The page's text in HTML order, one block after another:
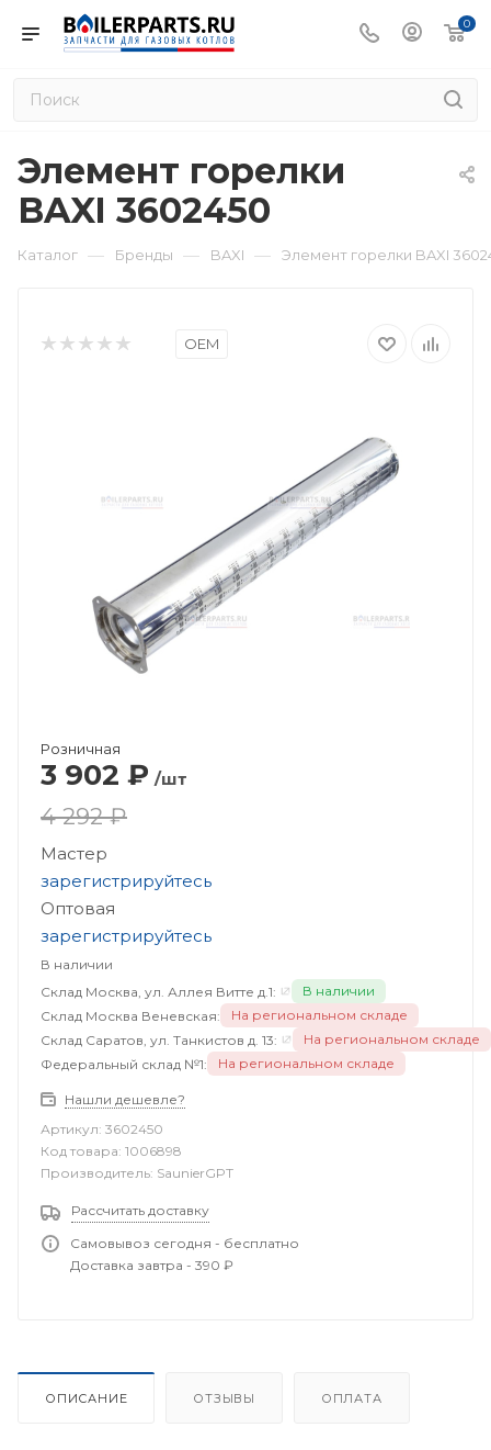
0
Элемент горелки
BAXI 3602450
Каталог — Бренды — BAXI — Элемент горелки BAXI
OEM
Розничная
3 902 ₽ /шт
4 292 ₽
Мастер
зарегистрируйтесь
Оптовая
зарегистрируйтесь
В наличии
Склад Москва, ул. Аллея Витте д.1:
В наличии
Склад Москва Веневская:
На региональном складе
Склад Саратов, ул. Танкистов д. 13:
На региональном складе
Федеральный склад №1:
На региональном складе
Нашли дешевле?
Артикул: 3602450
Код товара: 1006898
Производитель: SaunierGPT
Рассчитать доставку
Самовывоз сегодня - бесплатно
Доставка завтра - 390 ₽
ОПИСАНИЕ ОТЗЫВЫ ОПЛАТА